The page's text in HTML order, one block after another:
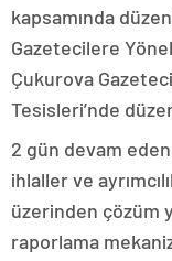
kapsamında
Gazetecilere
Çukurova
Tesisleri’nde
2 gün devam
ihlaller ve
üzerinden çözüm
raporlama